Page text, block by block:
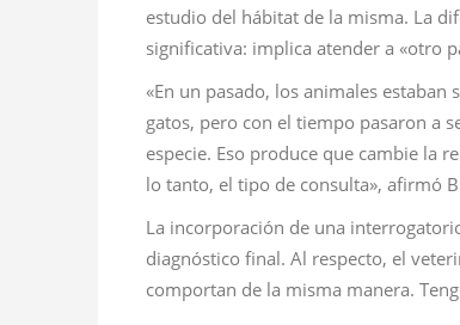
estudio del hábitat de la misma. La
significativa: implica atender a «otro
«En un pasado, los animales
gatos, pero con el tiempo pasaron a
especie. Eso produce que cambie la
lo tanto, el tipo de consulta», afirmó
La incorporación de una
diagnóstico final. Al respecto, el
comportan de la misma manera.